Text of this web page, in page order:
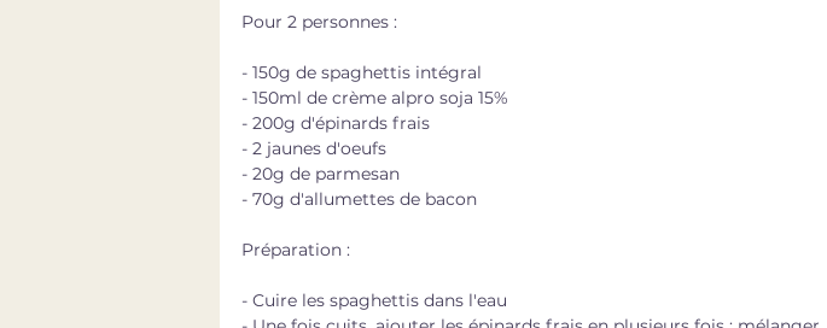
Pour 2 personnes :
- 150g de spaghettis intégral
- 150ml de crème alpro soja 15%
- 200g d'épinards frais
- 2 jaunes d'oeufs
- 20g de parmesan
- 70g d'allumettes de bacon
Préparation :
- Cuire les spaghettis dans l'eau